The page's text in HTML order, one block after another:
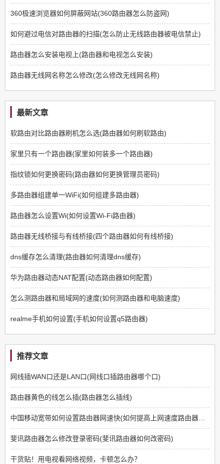
360极速浏览器如何屏蔽网站(360路由器怎么防盗网)
如何避过电信对路由器的扫描(怎么防止无线路由器被电信禁止)
路由器怎么安装电视上(路由器和电视怎么安装)
路由器无线网名称怎么修改(怎么修改无线网名称)
最新文章
软路由对比路由器刷机怎么选(路由器如何刷软路由)
家里只有一个路由器(家里如何装多一个路由器)
指纹锁如何更换密码(路由器如何更换管理员密码)
多路由器组建单一WiFi(如何组建多路由器)
路由器怎么设置Wi(如何设置Wi-Fi路由器)
路由器无线桥接与有线桥接(四个路由器如何有线桥接)
dns缓存怎么清理(路由器如何清理dns缓存)
华为路由器动态NAT配置(动态路由器如何配置)
怎么测路由器和局域网的速度(如何测路由器和电脑速度)
realme手机如何设置(手机如何设置q5路由器)
推荐文章
网线插WAN口还是LAN口(网线口插路由器哪个口)
路由器黄色的线怎么插(路由器怎么插线)
中国移动宽带如何设置路由器网速快(如何提高上网速度路由器方面)
斐讯路由器怎么修改登录密码(斐讯路由器如何改密码)
干货贴！用电视看网络视频，卡顿怎么办？